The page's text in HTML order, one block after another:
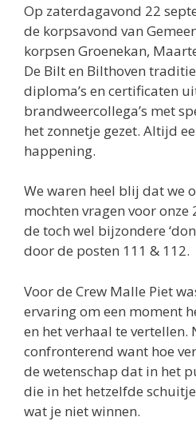
Op zaterdagavond 22
de korpsavond van
korpsen Groenekan,
De Bilt en Bilthoven
diploma’s en certificaten
brandweercollega’s met
het zonnetje gezet. Altijd
happening.
We waren heel blij dat we
mochten vragen voor onze
de toch wel bijzondere
door de posten 111 & 112.
Voor de Crew Malle Piet
ervaring om een moment
en het verhaal te vertellen.
confronterend want hoe
de wetenschap dat in het
die in het hetzelfde
wat je niet winnen.